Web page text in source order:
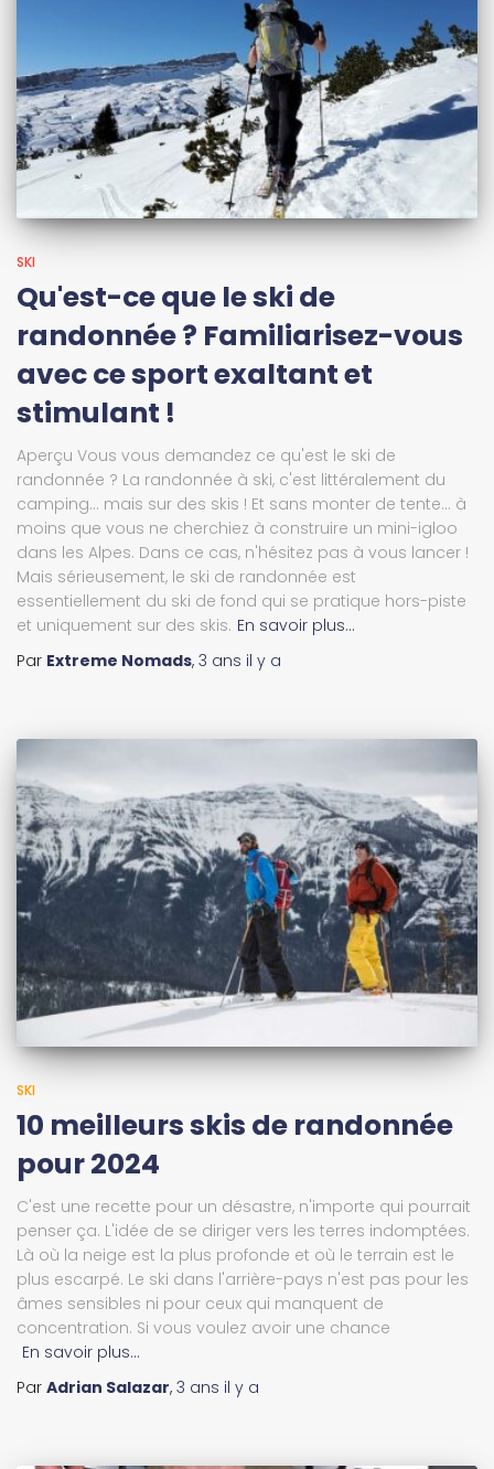
SKI
Qu'est-ce que le ski de
randonnée ? Familiarisez-vous
avec ce sport exaltant et
stimulant !
Aperçu Vous vous demandez ce qu'est le ski de
randonnée ? La randonnée à ski, c'est littéralement du
camping... mais sur des skis ! Et sans monter de tente... à
moins que vous ne cherchiez à construire un mini-igloo
dans les Alpes. Dans ce cas, n'hésitez pas à vous lancer !
Mais sérieusement, le ski de randonnée est
essentiellement du ski de fond qui se pratique hors-piste
et uniquement sur des skis. En savoir plus…
Par Extreme Nomads, 3 ans il y a
SKI
10 meilleurs skis de randonnée
pour 2024
C'est une recette pour un désastre, n'importe qui pourrait
penser ça. L'idée de se diriger vers les terres indomptées.
Là où la neige est la plus profonde et où le terrain est le
plus escarpé. Le ski dans l'arrière-pays n'est pas pour les
âmes sensibles ni pour ceux qui manquent de
concentration. Si vous voulez avoir une chance
En savoir plus…
Par Adrian Salazar, 3 ans il y a